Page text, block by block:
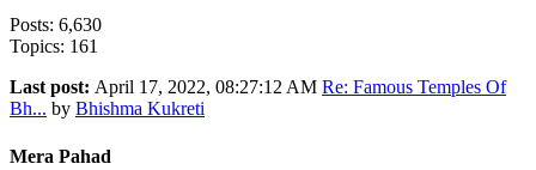
Posts: 6,630
Topics: 161
Last post: April 17, 2022, 08:27:12 AM Re: Famous Temples Of
Bh... by Bhishma Kukreti
Mera Pahad